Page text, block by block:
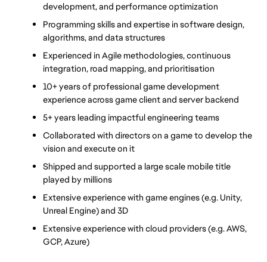
development, and performance optimization
Programming skills and expertise in software design,
algorithms, and data structures
Experienced in Agile methodologies, continuous
integration, road mapping, and prioritisation
10+ years of professional game development
experience across game client and server backend
5+ years leading impactful engineering teams
Collaborated with directors on a game to develop the
vision and execute on it
Shipped and supported a large scale mobile title
played by millions
Extensive experience with game engines (e.g. Unity,
Unreal Engine) and 3D
Extensive experience with cloud providers (e.g. AWS,
GCP, Azure)